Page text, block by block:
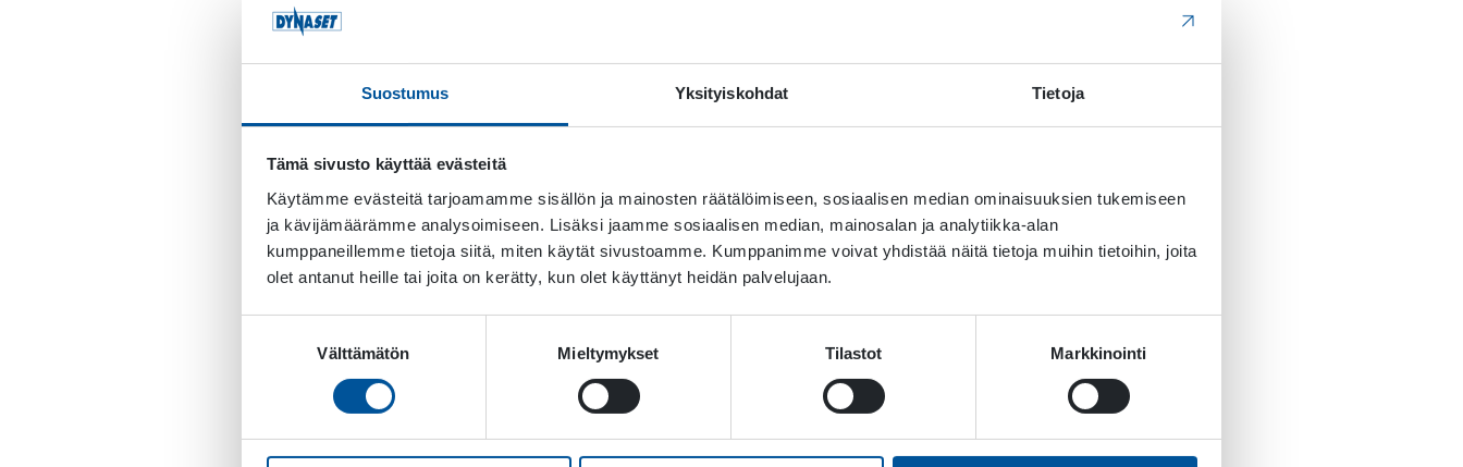
Suostumus Yksityiskohdat Tietoja
Tämä sivusto käyttää evästeitä
Käytämme evästeitä tarjoamamme sisällön ja mainosten räätälöimiseen, sosiaalisen median ominaisuuksien tukemiseen
ja kävijämäärämme analysoimiseen. Lisäksi jaamme sosiaalisen median, mainosalan ja analytiikka-alan
kumppaneillemme tietoja siitä, miten käytät sivustoamme. Kumppanimme voivat yhdistää näitä tietoja muihin tietoihin, joita
olet antanut heille tai joita on kerätty, kun olet käyttänyt heidän palvelujaan.
Välttämätön Mieltymykset Tilastot Markkinointi
Hydraulisen paineenkohottimia voidaan käyttää esimerkiksi maatalouden vetävien peräkärryjen kanssa.
Käyttämällä paineen kohotinta radiaalimäntämoottorien parina, saadaan suorituskykyä ns. ryömintätilassa
tehostettua. Toinen yleinen sovellus HPI Hydrauliselle paineenkohottimelle on korkeapainetestaus.
Uusi 800 barin HPI-malli
HPI Hydraulisten paineenkohottimien tuoteperhe laajenee uudella mallilla, joka tuo valikoimaan kolmannen
suorituskykytason ja nostaa maksimipaineen uudelle tasolle. Uusi malli nostaa hydraulipaineen jopa
bariin– joka on100 baria enemmänkuin aiempi 700 barin malli, joka toimi pitkään luokkansa mittapuuna.
suorituskykyä korkeapainesovelluksissa.
Hydraulivaatimusten osalta paineenkohotussuhde on nostettu arvoon3,8
, kun aiemmissa versioissa se oli
. Tämä tarkoittaa, että 800 barin ulostulopaine saavutetaan pienemmällä syöttöpaineellakuin